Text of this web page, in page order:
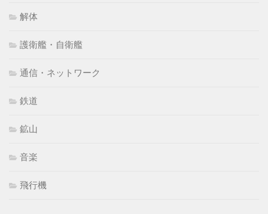
解体
護衛艦・自衛艦
通信・ネットワーク
鉄道
鉱山
音楽
飛行機